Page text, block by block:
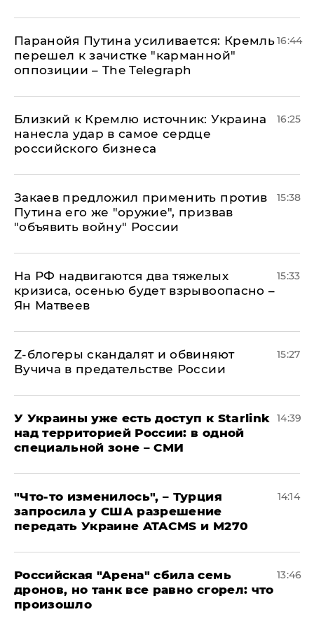
Паранойя Путина усиливается: Кремль
перешел к зачистке "карманной"
оппозиции – The Telegraph
16:44
Близкий к Кремлю источник: Украина
нанесла удар в самое сердце
российского бизнеса
16:25
Закаев предложил применить против
Путина его же "оружие", призвав
"объявить войну" России
15:38
На РФ надвигаются два тяжелых
кризиса, осенью будет взрывоопасно –
Ян Матвеев
15:33
Z-блогеры скандалят и обвиняют
Вучича в предательстве России
15:27
У Украины уже есть доступ к Starlink
над территорией России: в одной
специальной зоне – СМИ
14:39
​"Что-то изменилось", – Турция
запросила у США разрешение
передать Украине ATACMS и M270
14:14
​Российская "Арена" сбила семь
дронов, но танк все равно сгорел: что
произошло
13:46